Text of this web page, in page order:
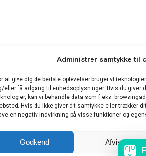
Administrer samtykke til
at give dig de bedste oplevelser bruger vi
eller få adgang til enhedsoplysninger. Hvis du giver
kan vi behandle data som f.eks.
Hvis du ikke giver dit samtykke eller trækker
en negativ indvirkning på visse funktioner og
Godkend Afvis
|kontakt@vedbækkulturhus.dk